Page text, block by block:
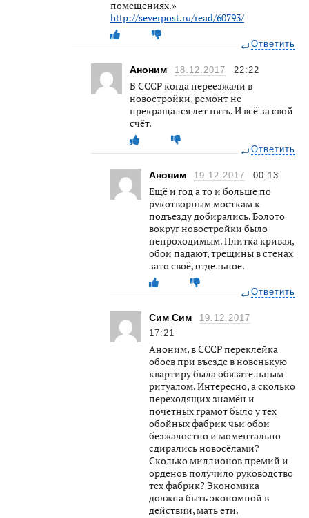
помещениях.»
http://severpost.ru/read/60793/
Ответить
Аноним 18.12.2017 22:22
В СССР когда переезжали в
новостройки, ремонт не
прекращался лет пять. И всё за свой
счёт.
Ответить
Аноним 19.12.2017 00:13
Ещё и год а то и больше по
рукотворным мосткам к
подъезду добирались. Болото
вокруг новостройки было
непроходимым. Плитка кривая,
обои падают, трещины в стенах
зато своё, отдельное.
Ответить
Сим Сим
19.12.2017
17:21
Аноним, в СССР переклейка
обоев при въезде в новенькую
квартиру была обязательным
ритуалом. Интересно, а сколько
переходящих знамён и
почётных грамот было у тех
обойных фабрик чьи обои
безжалостно и моментально
сдирались новосёлами?
Сколько миллионов премий и
орденов получило руководство
тех фабрик? Экономика
должна быть экономной в
действии, мать ети.